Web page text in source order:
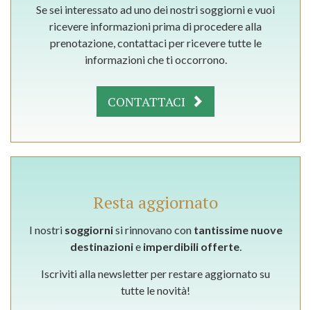
Se sei interessato ad uno dei nostri soggiorni e vuoi
ricevere informazioni prima di procedere alla
prenotazione, contattaci per ricevere tutte le
informazioni che ti occorrono.
CONTATTACI
Resta aggiornato
I nostri soggiornisi rinnovano con tantissime nuove
destinazionie imperdibili offerte.
Iscriviti alla newsletter per restare aggiornato su
tutte le novità!